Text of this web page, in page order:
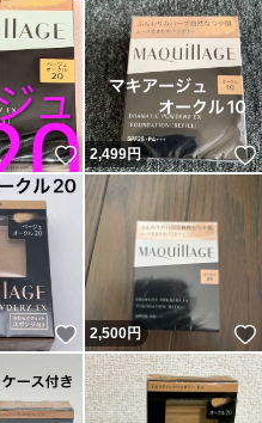
いいね！
2,499円
いいね！
2,500円